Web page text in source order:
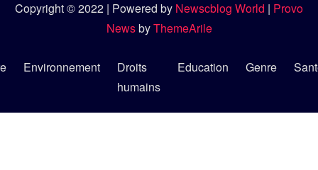
Copyright © 2022 | Powered by Newscblog World | Provo
NewsbyThemeArile
Environnement
Droits
humains
Education Genre